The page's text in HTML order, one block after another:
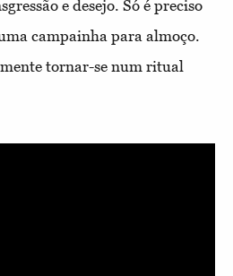
e desejo. Só é preciso
campainha para almoço.
tornar-se num ritual